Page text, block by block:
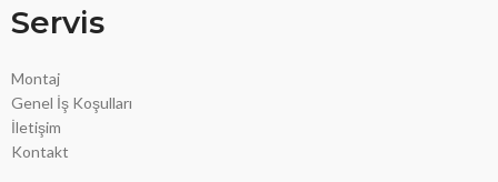
Servis
Montaj
Genel İş Koşulları
İletişim
Kontakt